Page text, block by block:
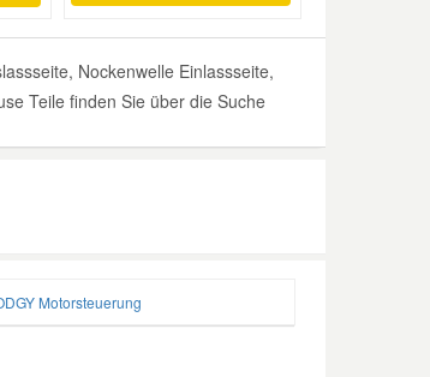
Nockenwelle Einlassseite,
Teile finden Sie über die Suche
Motorsteuerung